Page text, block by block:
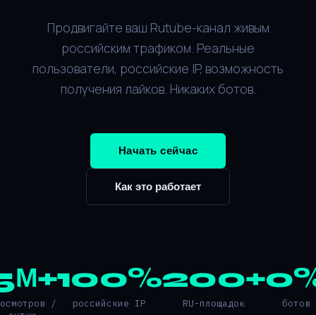
Продвигайте ваш Rutube-канал живым
российским трафиком. Реальные
пользователи, российские IP, возможность
получения лайков. Никаких ботов.
Начать сейчас
Как это работает
/
100%
российские IP
200+
RU-площадок ботов